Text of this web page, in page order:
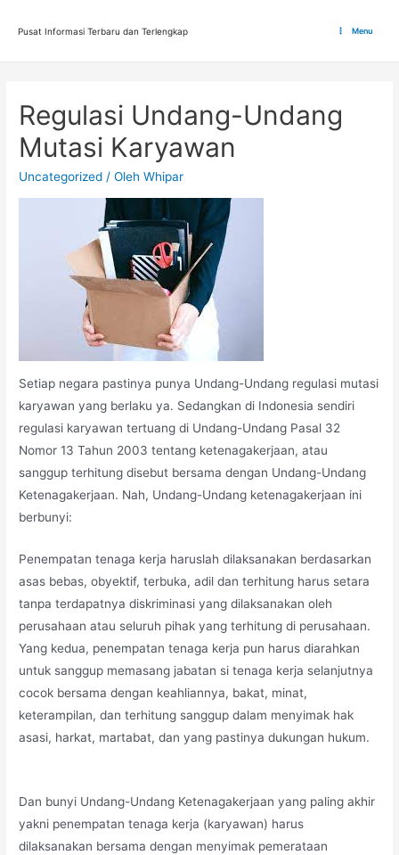
Pusat Informasi Terbaru dan Terlengkap Menu
Regulasi Undang-Undang
Mutasi Karyawan
Uncategorized / OlehWhipar
Setiap negara pastinya punya Undang-Undang regulasi mutasi
karyawan yang berlaku ya. Sedangkan di Indonesia sendiri
regulasi karyawan tertuang di Undang-Undang Pasal 32
Nomor 13 Tahun 2003 tentang ketenagakerjaan, atau
sanggup terhitung disebut bersama dengan Undang-Undang
Ketenagakerjaan. Nah, Undang-Undang ketenagakerjaan ini
berbunyi:
Penempatan tenaga kerja haruslah dilaksanakan berdasarkan
asas bebas, obyektif, terbuka, adil dan terhitung harus setara
tanpa terdapatnya diskriminasi yang dilaksanakan oleh
perusahaan atau seluruh pihak yang terhitung di perusahaan.
Yang kedua, penempatan tenaga kerja pun harus diarahkan
untuk sanggup memasang jabatan si tenaga kerja selanjutnya
cocok bersama dengan keahliannya, bakat, minat,
keterampilan, dan terhitung sanggup dalam menyimak hak
asasi, harkat, martabat, dan yang pastinya dukungan hukum.
Dan bunyi Undang-Undang Ketenagakerjaan yang paling akhir
yakni penempatan tenaga kerja (karyawan) harus
dilaksanakan bersama dengan menyimak pemerataan